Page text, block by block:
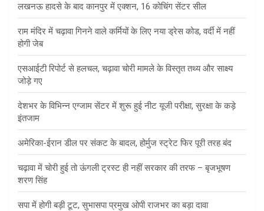
लखनऊ हादसे के बाद कानपुर में एक्शन, 16 कोचिंग सेंटर सील
राम मंदिर में चढ़ावा गिनने वाले कर्मियों के लिए नया ड्रेस कोड, वर्दी में नहीं
होगी जेब
एसआईटी रिपोर्ट से हलचल, चढ़ावा चोरी मामले के विस्तृत तथ्य और साक्ष्य
जोड़े गए
देशभर के विभिन्न एग्जाम सेंटर में शुरू हुई नीट यूजी परीक्षा, सुरक्षा के कड़े
इंतजाम
अमेरिका-ईरान डील पर संकट के बादल, होर्मुज स्ट्रेट फिर पूरी तरह बंद
चढ़ावा में चोरी हुई तो ऊंगली ट्रस्ट ही नहीं सरकार की तरफ – बृजभूषण
शरण सिंह
सपा में होगी बड़ी टूट, सुभासपा प्रमुख ओपी राजभर का बड़ा दावा